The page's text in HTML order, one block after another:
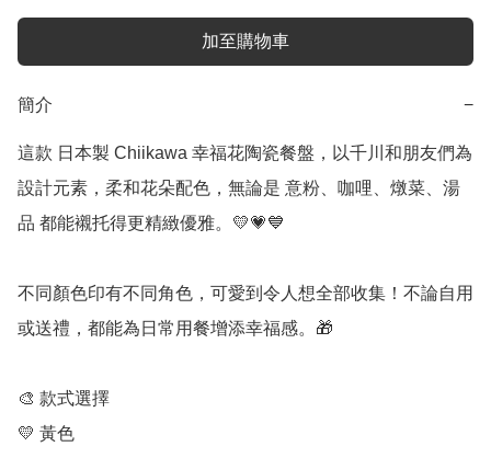
加至購物車
簡介 −
這款 日本製 Chiikawa 幸福花陶瓷餐盤，以千川和朋友們為
設計元素，柔和花朵配色，無論是 意粉、咖哩、燉菜、湯
品 都能襯托得更精緻優雅。💛💗💙
不同顏色印有不同角色，可愛到令人想全部收集！不論自用
或送禮，都能為日常用餐增添幸福感。🎁
🎨 款式選擇
💛 黃色